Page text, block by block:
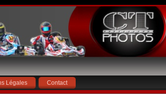
Légales Contact